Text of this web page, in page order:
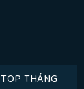
TOP THÁNG